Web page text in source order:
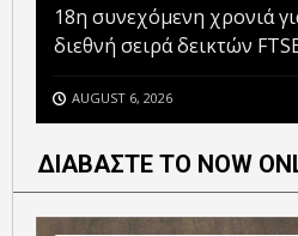
18η συνεχόμενη χρονιά
διεθνή σειρά δεικτών
AUGUST 6, 2026
ΔΙΑΒΑΣΤΕ ΤΟ NOW